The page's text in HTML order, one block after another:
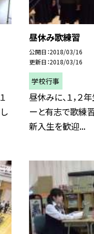
昼休み歌練習
公開日 2018/03/16
更新日 2018/03/16
学校行事
昼休みに、１，２
ーと有志で歌練
新入生を歓迎...